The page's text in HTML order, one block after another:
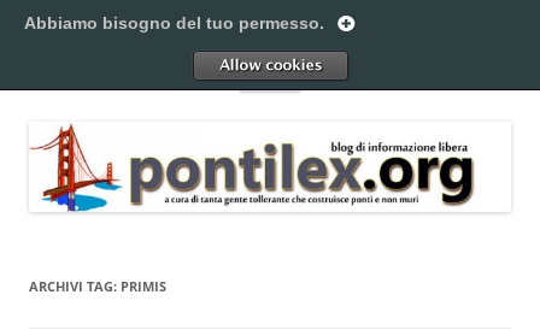
al
Pontilex
Menu
ARCHIVI TAG: PRIMIS
Abbiamo bisogno del tuo permesso.